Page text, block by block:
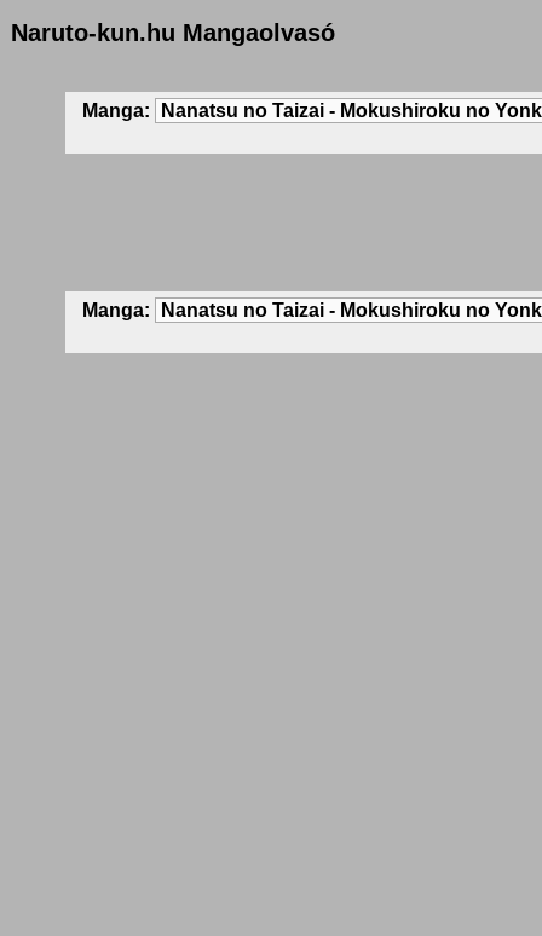
Naruto-kun.hu Mangaolvasó
Manga:
Manga: